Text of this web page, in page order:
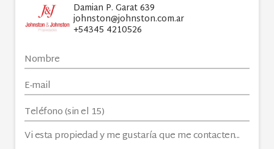
Damian P. Garat 639
johnston@johnston.com.ar
+54345 4210526